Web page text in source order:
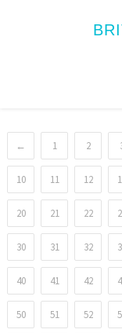
← 1 2
10 11 12
20 21 22
30 31 32
40 41 42
50 51 52